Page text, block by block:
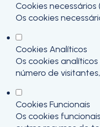
Cookies
Os cookies
Cookies Analíticos
Os cookies
número de
Cookies Funcionais
Os cookies